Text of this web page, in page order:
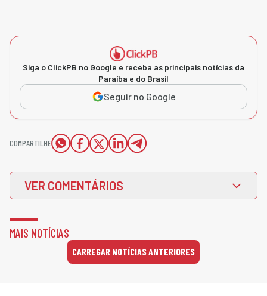
Siga o ClickPB no Google e receba as principais notícias da
Paraíba e do Brasil
Seguir no Google
COMPARTILHE
VER COMENTÁRIOS
MAIS NOTÍCIAS
CARREGAR NOTÍCIAS ANTERIORES